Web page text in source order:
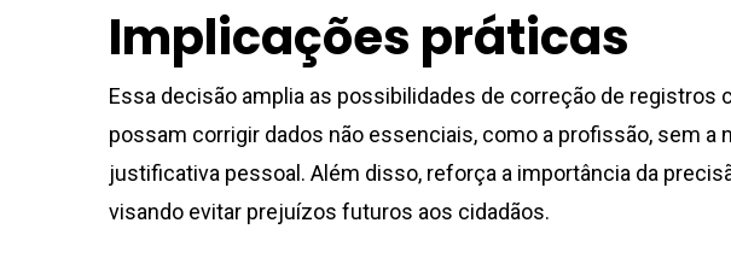
Implicações práticas
Essa decisão amplia as possibilidades de correção de registros
possam corrigir dados não essenciais, como a profissão, sem a
justificativa pessoal. Além disso, reforça a importância da
visando evitar prejuízos futuros aos cidadãos.